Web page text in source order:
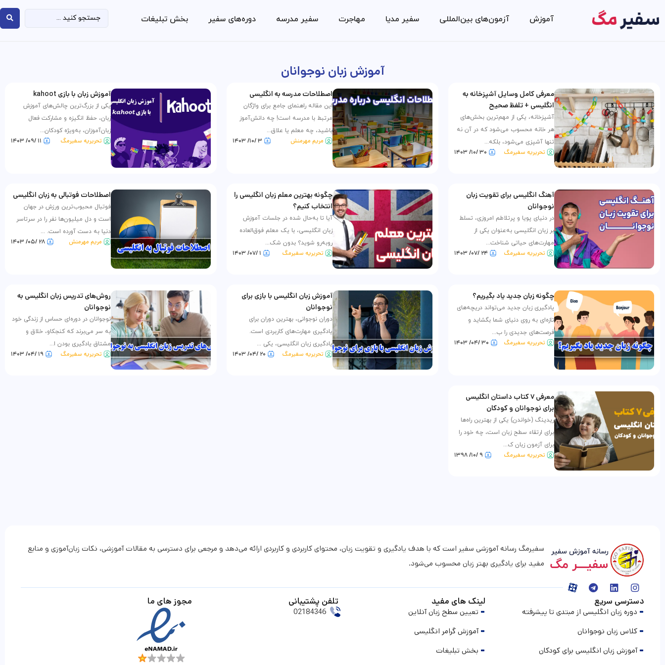
آموزش آزمون‌های بین‌المللی سفیر مدیا مهاجرت سفیر مدرسه دوره‌های سفیر بخش تبلیغات
آموزش زبان نوجوانان
معرفی کامل وسایل آشپزخانه به
انگلیسی + تلفظ صحیح
آشپزخانه، یکی از مهم‌ترین بخش‌های
هر خانه محسوب می‌شود که در آن نه
تنها آشپزی می‌شود، بلکه...
تحریریه سفیرمگ ۳۰ /۱۰/ ۱۴۰۳
اصطلاحات مدرسه به انگلیسی
این مقاله راهنمای جامع برای واژگان
مرتبط با مدرسه است! چه دانش‌آموز
باشید، چه معلم یا علاق...
مریم مهرمنش ۳ /۱۰/ ۱۴۰۳
آموزش زبان با بازی kahoot
یکی از بزرگ‌ترین چالش‌های آموزش
زبان، حفظ انگیزه و مشارکت فعال
زبان‌آموزان، به‌ویژه کودکان...
تحریریه سفیرمگ ۱۱ /۰۹/ ۱۴۰۳
آهنگ انگلیسی برای تقویت زبان
نوجوانان
در دنیای پویا و پرتلاطم امروزی، تسلط
بر زبان انگلیسی به‌عنوان یکی از
مهارت‌های حیاتی شناخت...
تحریریه سفیرمگ ۲۴ /۰۷/ ۱۴۰۳
چگونه بهترین معلم زبان انگلیسی را
انتخاب کنیم؟
آیا تا به‌حال شده در جلسات آموزش
زبان انگلیسی، با یک معلم فوق‌العاده
روبه‌رو شوید؟ بدون شک...
تحریریه سفیرمگ ۱ /۰۷/ ۱۴۰۳
اصطلاحات فوتبالی به زبان انگلیسی
فوتبال محبوب‌ترین ورزش در جهان
است و دل میلیون‌ها نفر را در سرتاسر
دنیا به دست آورده است. ...
مریم مهرمنش ۲۸ /۰۵/ ۱۴۰۳
چگونه زبان جدید یاد بگیریم؟
یادگیری زبان جدید می‌تواند دریچه‌های
تازه‌ای به روی دنیای شما بگشاید و
فرصت‌های جدیدی را ب...
تحریریه سفیرمگ ۳۰ /۰۴/ ۱۴۰۳
آموزش زبان انگلیسی با بازی برای
نوجوانان
دوران نوجوانی، بهترین دوران برای
یادگیری مهارت‌های کاربردی است.
یادگیری زبان انگلیسی، یکی ...
تحریریه سفیرمگ ۲۰ /۰۴/ ۱۴۰۳
روش‌های تدریس زبان انگلیسی به
نوجوانان
نوجوانان در دوره‌ای حساس از زندگی خود
به سر می‌برند که کنجکاو، خلاق و
مشتاق یادگیری بودن ا...
تحریریه سفیرمگ ۱۹ /۰۴/ ۱۴۰۳
معرفی ۷ کتاب داستان انگلیسی
برای نوجوانان و کودکان
ریدینگ (خواندن) یکی از بهترین راه‌ها
برای ارتقاء سطح زبان است، چه خود را
برای آزمون زبان ک...
تحریریه سفیرمگ ۹ /۱۰/ ۱۳۹۸
سفیرمگ رسانه آموزشی سفیر است که با هدف یادگیری و تقویت زبان، محتوای کاربردی و کاربردی ارائه می‌دهد و مرجعی برای دسترسی به مقالات آموزشی، نکات زبان‌آموزی و منابع
مفید برای یادگیری بهتر زبان محسوب می‌شود.
دسترسی سریع
دوره زبان انگلیسی از مبتدی تا پیشرفته
کلاس زبان نوجوانان
آموزش زبان انگلیسی برای کودکان
لینک های مفید
تعیین سطح زبان آنلاین
آموزش گرامر انگلیسی
بخش تبلیغات
تلفن پشتیبانی
02184346
مجوز های ما